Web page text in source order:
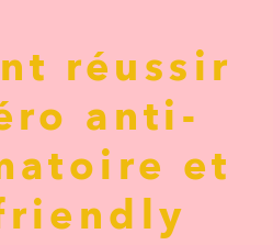
réussir
anti-
et